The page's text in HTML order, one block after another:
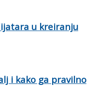
u kreiranju
i kako ga pravilno